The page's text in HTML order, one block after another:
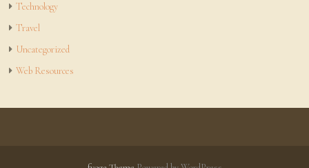
Technology
Travel
Uncategorized
Web Resources